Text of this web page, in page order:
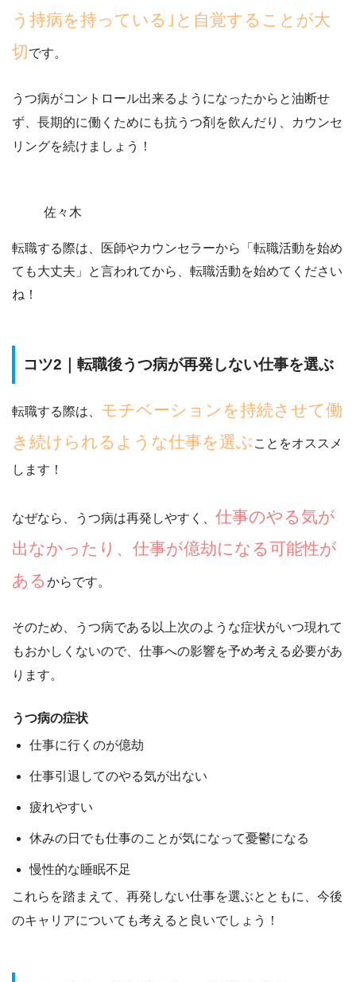
う持病を持っている｣と自覚することが大
切です。
うつ病がコントロール出来るようになったからと油断せ
ず、 長期的に働くためにも抗うつ剤を飲んだり、カウンセ
リングを続けましょう！
佐々木
転職する際は、医師やカウンセラーから「転職活動を始め
ても大丈夫」と言われてから、転職活動を始めてください
ね！
コツ2｜転職後うつ病が再発しない仕事を選ぶ
転職する際は、 モチベーションを持続させて働
き続けられるような仕事を選ぶ ことをオススメ
します！
なぜなら、うつ病は再発しやすく、 仕事のやる気が
出なかったり、仕事が億劫になる可能性が
あるからです。
そのため、うつ病である以上次のような症状がいつ現れて
もおかしくないので、仕事への影響を予め考える必要があ
ります。
うつ病の症状
仕事に行くのが億劫
仕事引退してのやる気が出ない
疲れやすい
休みの日でも仕事のことが気になって憂鬱になる
慢性的な睡眠不足
これらを踏まえて、再発しない仕事を選ぶとともに、今後
のキャリアについても考えると良いでしょう！